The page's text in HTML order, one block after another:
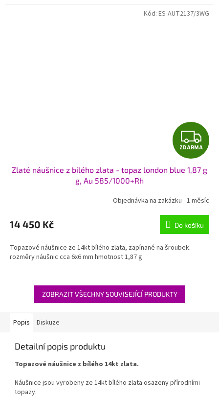
Z
D
A
R
M
A
ZDARMA
Zlaté náušnice z bílého zlata - topaz london blue 1,87 g
g, Au 585/1000+Rh
Objednávka na zakázku - 1 měsíc
14 450 Kč Do košíku
Topazové náušnice ze 14kt bílého zlata, zapínané na šroubek.
rozměry náušnic cca 6x6 mm hmotnost 1,87 g
Kód: ES-AUT2137/3WG
ZOBRAZIT VŠECHNY SOUVISEJÍCÍ PRODUKTY
Popis Diskuze
Detailní popis produktu
Topazové náušnice z bílého 14kt zlata.
Náušnice jsou vyrobeny ze 14kt bílého zlata osazeny přírodními
topazy.